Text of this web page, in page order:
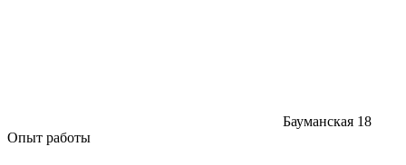
Бауманская 18
Опыт работы